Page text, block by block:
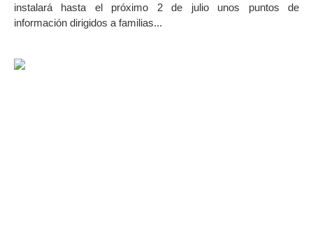
instalará hasta el próximo 2 de julio unos puntos de
información dirigidos a familias...